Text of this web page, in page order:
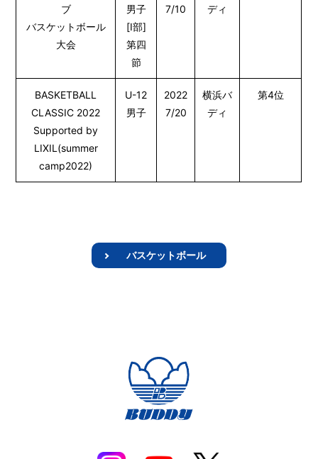
ブ
バスケットボール
大会
男子
[Ⅰ部]
第四
節
7/10
ディ
BASKETBALL
CLASSIC 2022
Supported by
LIXIL(summer
camp2022)
U-12
男子
2022
7/20
横浜バ
ディ
第4位
バスケットボール